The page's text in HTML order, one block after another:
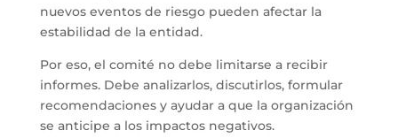
nuevos eventos de riesgo pueden afectar la
estabilidad de la entidad.
Por eso, el comité no debe limitarse a recibir
informes. Debe analizarlos, discutirlos, formular
recomendaciones y ayudar a que la organización
se anticipe a los impactos negativos.